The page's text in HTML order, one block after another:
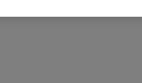
attribués en utilisant votre